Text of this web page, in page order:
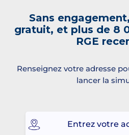
Sans
gratuit, et plus de 8
RGE
Renseignez votre adresse
lancer la
Entrez votre